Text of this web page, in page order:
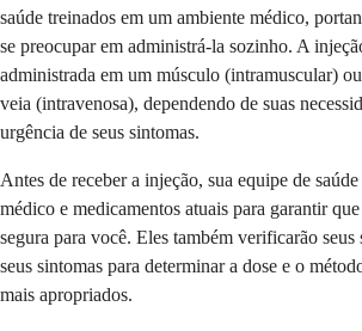
saúde treinados em um ambiente médico,
se preocupar em administrá-la sozinho. A
administrada em um músculo (intramuscular)
veia (intravenosa), dependendo de suas
urgência de seus sintomas.
Antes de receber a injeção, sua equipe de
médico e medicamentos atuais para garantir
segura para você. Eles também verificarão
seus sintomas para determinar a dose e o
mais apropriados.